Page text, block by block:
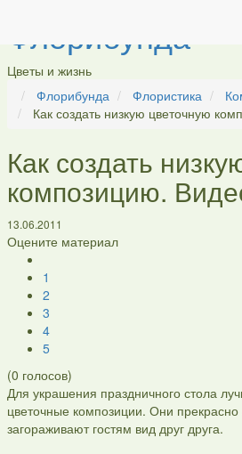
Флорибунда
Цветы и жизнь
Флорибунда
Флористика
Как создать низкую цветочную
Как создать
композицию.
13.06.2011
Оцените материал
1
2
3
4
5
(0 голосов)
Для украшения праздничного стола
цветочные композиции. Они
загораживают гостям вид друг друга.